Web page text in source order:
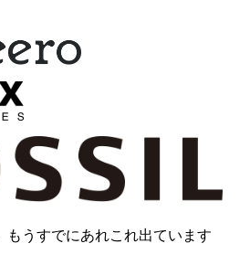
もうすでにあれこれ出ています